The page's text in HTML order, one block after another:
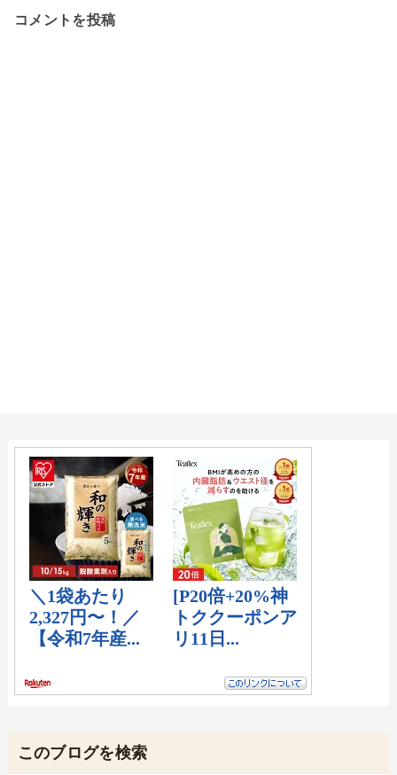
コメントを投稿
このブログを検索